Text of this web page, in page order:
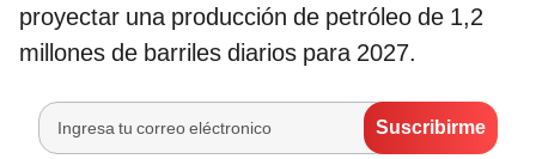
proyectar una producción de petróleo de 1,2
millones de barriles diarios para 2027.